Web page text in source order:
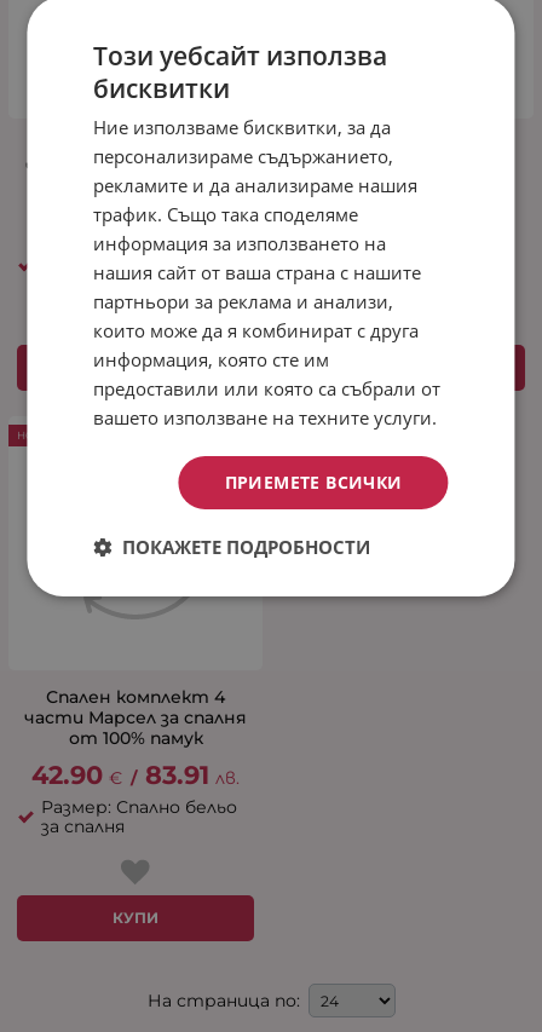
части Аспера за спалня
от 100% памук
42.90 € / 83.91
лв.
Размер: Спално бельо
за спалня
КУПИ
Спален комплект 4
части Белиз за спалня
от 100% памук
42.90
Размер: Спално бельо
за спалня
Спален комплект 4
части Марсел за спалня
от 100% памук
42.90 € / 83.91 лв.
Размер: Спално бельо
за спалня
КУПИ
НОВ ПРОДУКТ
На страница по:
Този уебсайт използва
бисквитки
Ние използваме бисквитки, за да
персонализираме съдържанието,
рекламите и да анализираме нашия
трафик. Също така споделяме
информация за използването на
нашия сайт от ваша страна с нашите
партньори за реклама и анализи,
които може да я комбинират с друга
информация, която сте им
предоставили или която са събрали от
вашето използване на техните услуги.
ПРИЕМЕТЕ ВСИЧКИ
ПОКАЖЕТЕ ПОДРОБНОСТИ